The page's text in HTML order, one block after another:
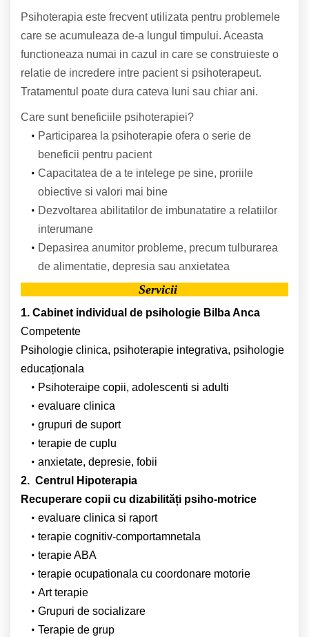
Psihoterapia este frecvent utilizata pentru problemele
care se acumuleaza de-a lungul timpului. Aceasta
functioneaza numai in cazul in care se construieste o
relatie de incredere intre pacient si psihoterapeut.
Tratamentul poate dura cateva luni sau chiar ani.
Care sunt beneficiile psihoterapiei?
Participarea la psihoterapie ofera o serie de
beneficii pentru pacient
Capacitatea de a te intelege pe sine, proriile
obiective si valori mai bine
Dezvoltarea abilitatilor de imbunatatire a relatiilor
interumane
Depasirea anumitor probleme, precum tulburarea
de alimentatie, depresia sau anxietatea
Servicii
1. Cabinet individual de psihologie Bilba Anca
Competente
Psihologie clinica, psihoterapie integrativa, psihologie
educaționala
Psihoteraipe copii, adolescenti si adulti
evaluare clinica
grupuri de suport
terapie de cuplu
anxietate, depresie, fobii
2. Centrul Hipoterapia
Recuperare copii cu dizabilități psiho-motrice
evaluare clinica si raport
terapie cognitiv-comportamnetala
terapie ABA
terapie ocupationala cu coordonare motorie
Art terapie
Grupuri de socializare
Terapie de grup